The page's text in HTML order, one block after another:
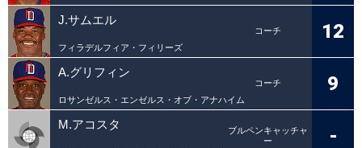
J.サムエル
コーチ
フィラデルフィア・フィリーズ
12
A.グリフィン
コーチ
ロサンゼルス・エンゼルス・オブ・アナハイム
9
M.アコスタ
ブルペンキャッチャ
ー
-